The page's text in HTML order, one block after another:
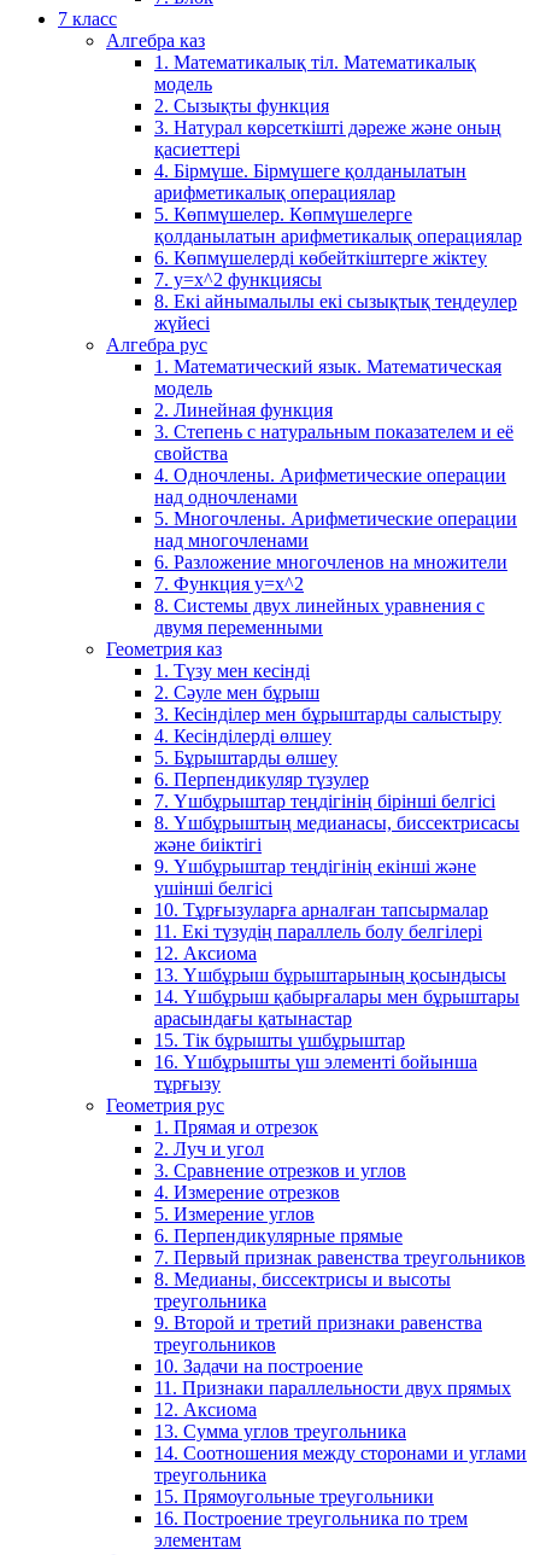
7 класс
Алгебра каз
1. Математикалық тіл. Математикалық
модель
2. Сызықты функция
3. Натурал көрсеткішті дәреже және оның
қасиеттері
4. Бірмүше. Бірмүшеге қолданылатын
арифметикалық операциялар
5. Көпмүшелер. Көпмүшелерге
қолданылатын арифметикалық операциялар
6. Көпмүшелерді көбейткіштерге жіктеу
7. у=х^2 функциясы
8. Екі айнымалылы екі сызықтық теңдеулер
жүйесі
Алгебра рус
1. Математический язык. Математическая
модель
2. Линейная функция
3. Степень с натуральным показателем и её
свойства
4. Одночлены. Арифметические операции
над одночленами
5. Многочлены. Арифметические операции
над многочленами
6. Разложение многочленов на множители
7. Функция y=x^2
8. Системы двух линейных уравнения с
двумя переменными
Геометрия каз
1. Түзу мен кесінді
2. Сәуле мен бұрыш
3. Кесінділер мен бұрыштарды салыстыру
4. Кесінділерді өлшеу
5. Бұрыштарды өлшеу
6. Перпендикуляр түзулер
7. Үшбұрыштар теңдігінің бірінші белгісі
8. Үшбұрыштың медианасы, биссектрисасы
және биіктігі
9. Үшбұрыштар теңдігінің екінші және
үшінші белгісі
10. Тұрғызуларға арналған тапсырмалар
11. Екі түзудің параллель болу белгілері
12. Аксиома
13. Үшбұрыш бұрыштарының қосындысы
14. Үшбұрыш қабырғалары мен бұрыштары
арасындағы қатынастар
15. Тік бұрышты үшбұрыштар
16. Үшбұрышты үш элементі бойынша
тұрғызу
Геометрия рус
1. Прямая и отрезок
2. Луч и угол
3. Сравнение отрезков и углов
4. Измерение отрезков
5. Измерение углов
6. Перпендикулярные прямые
7. Первый признак равенства треугольников
8. Медианы, биссектрисы и высоты
треугольника
9. Второй и третий признаки равенства
треугольников
10. Задачи на построение
11. Признаки параллельности двух прямых
12. Аксиома
13. Сумма углов треугольника
14. Соотношения между сторонами и углами
треугольника
15. Прямоугольные треугольники
16. Построение треугольника по трем
элементам